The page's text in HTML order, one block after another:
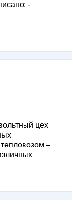
-
цех,
–